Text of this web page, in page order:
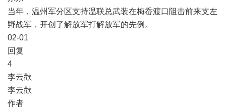
当年，温州军分区支持温联总武装在梅岙渡口阻击前来支左
野战军，开创了解放军打解放军的先例。
02-01
​回复
​4
李云歡
李云歡
作者